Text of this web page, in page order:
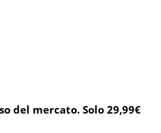
del mercato. Solo 29,99€